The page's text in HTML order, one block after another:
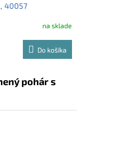
40057
na sklade
Do košíka
pohár s
s bambusovým
– dokonalý